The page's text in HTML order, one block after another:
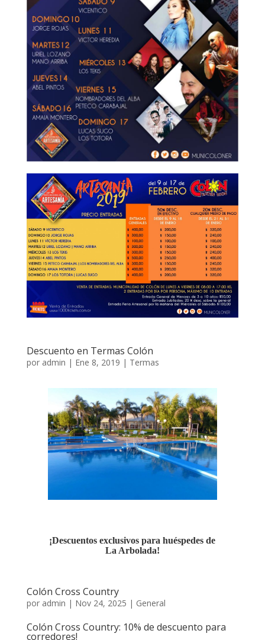
Descuento en Termas Colón
por admin | Ene 8, 2019 | Termas
¡Descuentos exclusivos para huéspedes de
La Arbolada!
Colón Cross Country
por admin | Nov 24, 2025 | General
Colón Cross Country: 10% de descuento para
corredores!